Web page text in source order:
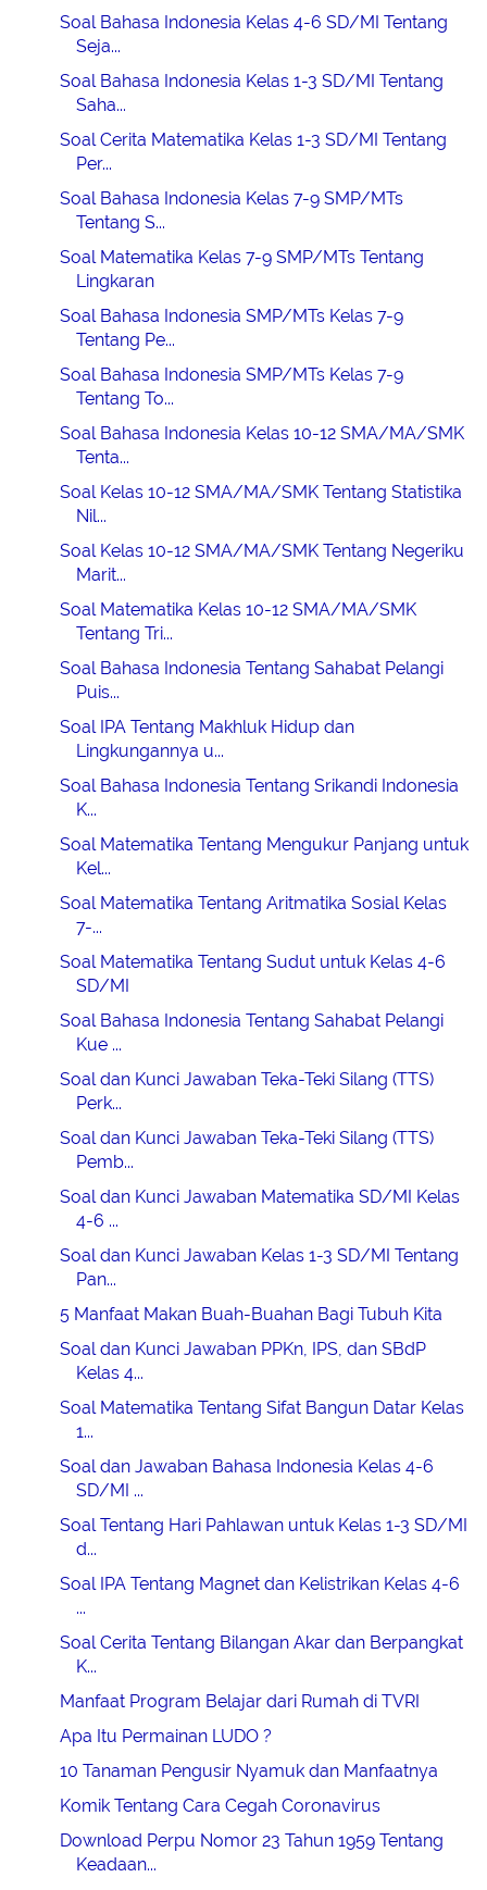
Soal Bahasa Indonesia Kelas 4-6 SD/MI Tentang
Seja...
Soal Bahasa Indonesia Kelas 1-3 SD/MI Tentang
Saha...
Soal Cerita Matematika Kelas 1-3 SD/MI Tentang
Per...
Soal Bahasa Indonesia Kelas 7-9 SMP/MTs
Tentang S...
Soal Matematika Kelas 7-9 SMP/MTs Tentang
Lingkaran
Soal Bahasa Indonesia SMP/MTs Kelas 7-9
Tentang Pe...
Soal Bahasa Indonesia SMP/MTs Kelas 7-9
Tentang To...
Soal Bahasa Indonesia Kelas 10-12 SMA/MA/SMK
Tenta...
Soal Kelas 10-12 SMA/MA/SMK Tentang Statistika
Nil...
Soal Kelas 10-12 SMA/MA/SMK Tentang Negeriku
Marit...
Soal Matematika Kelas 10-12 SMA/MA/SMK
Tentang Tri...
Soal Bahasa Indonesia Tentang Sahabat Pelangi
Puis...
Soal IPA Tentang Makhluk Hidup dan
Lingkungannya u...
Soal Bahasa Indonesia Tentang Srikandi Indonesia
K...
Soal Matematika Tentang Mengukur Panjang untuk
Kel...
Soal Matematika Tentang Aritmatika Sosial Kelas
7-...
Soal Matematika Tentang Sudut untuk Kelas 4-6
SD/MI
Soal Bahasa Indonesia Tentang Sahabat Pelangi
Kue ...
Soal dan Kunci Jawaban Teka-Teki Silang (TTS)
Perk...
Soal dan Kunci Jawaban Teka-Teki Silang (TTS)
Pemb...
Soal dan Kunci Jawaban Matematika SD/MI Kelas
4-6 ...
Soal dan Kunci Jawaban Kelas 1-3 SD/MI Tentang
Pan...
5 Manfaat Makan Buah-Buahan Bagi Tubuh Kita
Soal dan Kunci Jawaban PPKn, IPS, dan SBdP
Kelas 4...
Soal Matematika Tentang Sifat Bangun Datar Kelas
1...
Soal dan Jawaban Bahasa Indonesia Kelas 4-6
SD/MI ...
Soal Tentang Hari Pahlawan untuk Kelas 1-3 SD/MI
d...
Soal IPA Tentang Magnet dan Kelistrikan Kelas 4-6
...
Soal Cerita Tentang Bilangan Akar dan Berpangkat
K...
Manfaat Program Belajar dari Rumah di TVRI
Apa Itu Permainan LUDO ?
10 Tanaman Pengusir Nyamuk dan Manfaatnya
Komik Tentang Cara Cegah Coronavirus
Download Perpu Nomor 23 Tahun 1959 Tentang
Keadaan...